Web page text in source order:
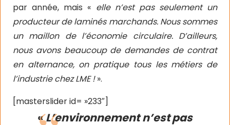
par année, mais « elle n’est pas seulement un
producteur de laminés marchands. Nous sommes
un maillon de l’économie circulaire. D’ailleurs,
nous avons beaucoup de demandes de contrat
en alternance, on pratique tous les métiers de
l’industrie chez LME !».
[masterslider id= »233″]
«L’environnement n’est pas